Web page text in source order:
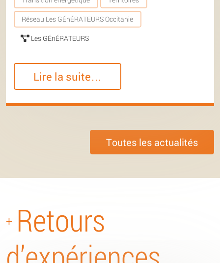
Réseau Les GÉnÉRATEURS Occitanie
Les GÉnÉRATEURS
Lire la suite…
Toutes les actualités
+ Retours